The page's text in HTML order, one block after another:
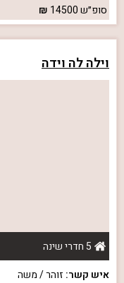
סופ״ש14500
וילה לה וידה
5 חדרי שינה
איש קשר: זוהר / משה